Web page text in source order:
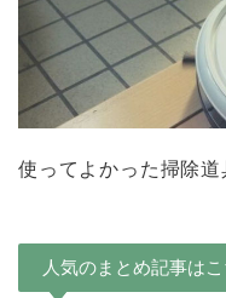
使ってよかった掃除道
人気のまとめ記事はこ